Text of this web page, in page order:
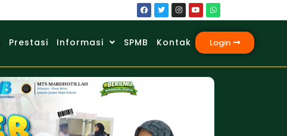
Prestasi Informasi SPMB Kontak Login